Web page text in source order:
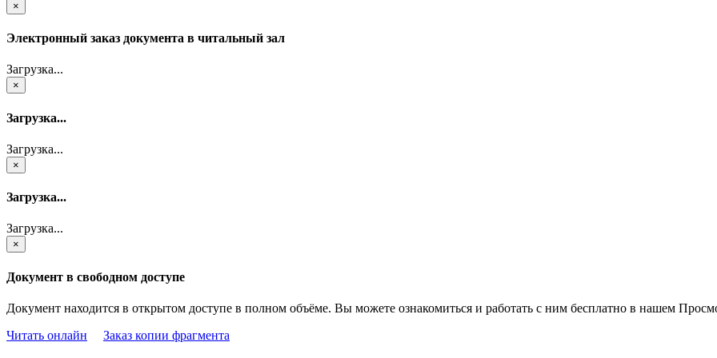
×
Электронный заказ документа в читальный зал
Загрузка...
×
Загрузка...
Загрузка...
×
Загрузка...
Загрузка...
×
Документ в свободном доступе
Документ находится в открытом доступе в полном объёме. Вы можете ознакомиться и работать с ним бесплатно в нашем
Читать онлайн
Заказ копии фрагмента